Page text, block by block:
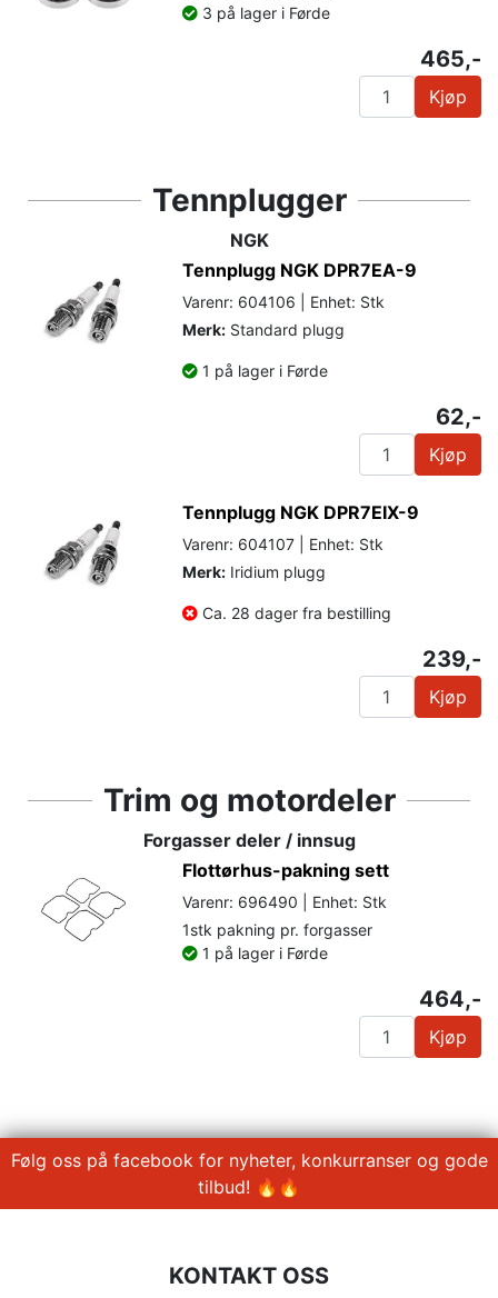
3 på lager i Førde
465,-
Kjøp
Tennplugger
NGK
Tennplugg NGK DPR7EA-9
Varenr: 604106 | Enhet: Stk
Merk: Standard plugg
1 på lager i Førde
62,-
Kjøp
Tennplugg NGK DPR7EIX-9
Varenr: 604107 | Enhet: Stk
Merk: Iridium plugg
Ca. 28 dager fra bestilling
239,-
Kjøp
Trim og motordeler
Forgasser deler / innsug
Flottørhus-pakning sett
Varenr: 696490 | Enhet: Stk
1stk pakning pr. forgasser
1 på lager i Førde
464,-
Kjøp
Følg oss på facebook for nyheter, konkurranser og gode
tilbud! 🔥🔥
KONTAKT OSS